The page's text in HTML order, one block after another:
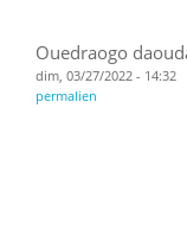
Ouedraogo
dim, 03/27/2022 - 14:32
permalien